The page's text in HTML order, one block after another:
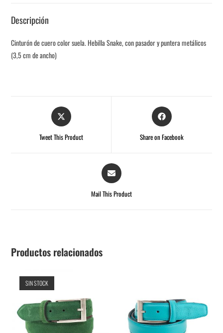
Descripción
Cinturón de cuero color suela. Hebilla Snake, con pasador y puntera metálicos
(3,5 cm de ancho)
Tweet This Product Share on Facebook
Mail This Product
Productos relacionados
SIN STOCK